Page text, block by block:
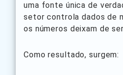
uma fonte única de
setor controla dados de
os números deixam de
Como resultado, surgem: